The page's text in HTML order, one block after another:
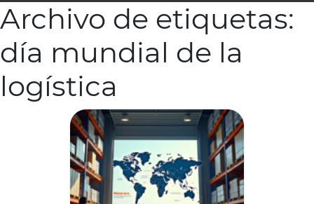
Archivo de etiquetas:
día mundial de la
logística